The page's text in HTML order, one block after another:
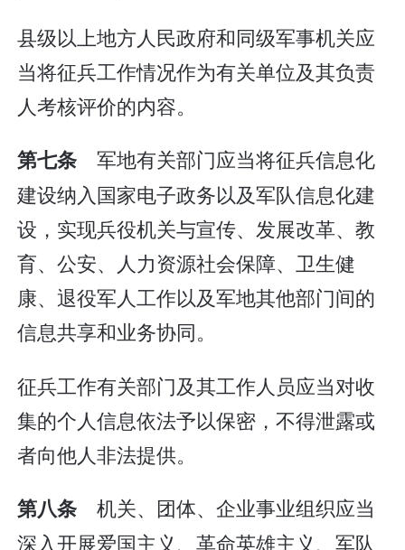
县级以上地方人民政府和同级军事机关应
当将征兵工作情况作为有关单位及其负责
人考核评价的内容。
第七条 军地有关部门应当将征兵信息化
建设纳入国家电子政务以及军队信息化建
设，实现兵役机关与宣传、发展改革、教
育、公安、人力资源社会保障、卫生健
康、退役军人工作以及军地其他部门间的
信息共享和业务协同。
征兵工作有关部门及其工作人员应当对收
集的个人信息依法予以保密，不得泄露或
者向他人非法提供。
第八条 机关、团体、企业事业组织应当
深入开展爱国主义、革命英雄主义、军队